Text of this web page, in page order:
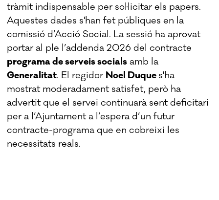
tràmit indispensable per sol·licitar els papers.
Aquestes dades s'han fet públiques en la
comissió d’Acció Social. La sessió ha aprovat
portar al ple l’addenda 2026 del contracte
programa de serveis socials amb la
Generalitat. El regidor Noel Duque s'ha
mostrat moderadament satisfet, però ha
advertit que el servei continuarà sent deficitari
per a l’Ajuntament a l’espera d’un futur
contracte-programa que en cobreixi les
necessitats reals.